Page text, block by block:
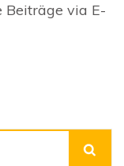
Beiträge via E-